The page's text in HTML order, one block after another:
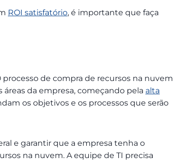
ROI satisfatório, é importante que faça
processo de compra de recursos na nuvem
da empresa, começando pela alta
os objetivos e os processos que serão
e garantir que a empresa tenha o
na nuvem. A equipe de TI precisa